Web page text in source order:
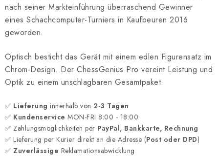
nach seiner Markteinführung überraschend Gewinner
eines Schachcomputer-Turniers in Kaufbeuren 2016
geworden.
Optisch besticht das Gerät mit einem edlen Figurensatz im
Chrom-Design. Der ChessGenius Pro vereint Leistung und
Optik zu einem unschlagbaren Gesamtpaket.
✅ Lieferung innerhalb von 2-3 Tagen
✅ Kundenservice MON-FRI 8:00 - 18:00
✅ Zahlungsmöglichkeiten per PayPal, Bankkarte, Rechnung
✅ Lieferung per Kurier direkt an die Adresse (Post oder DPD)
✅ Zuverlässige Reklamationsabwicklung